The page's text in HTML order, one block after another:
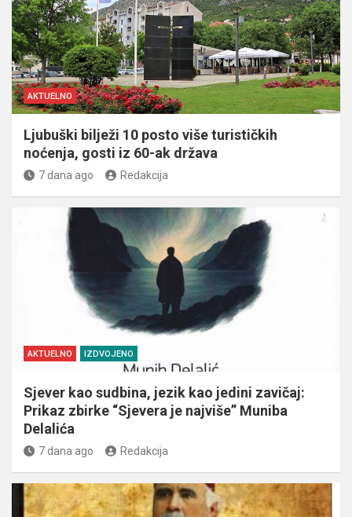
AKTUELNO
Ljubuški bilježi 10 posto više turističkih
noćenja, gosti iz 60-ak država
7 dana ago Redakcija
AKTUELNO IZDVOJENO
Sjever kao sudbina, jezik kao jedini zavičaj:
Prikaz zbirke “Sjevera je najviše” Muniba
Delalića
7 dana ago Redakcija